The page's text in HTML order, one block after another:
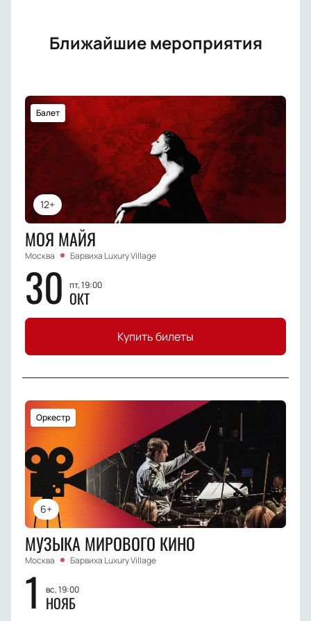
Ближайшие мероприятия
12+
Балет
МОЯ МАЙЯ
Москва Барвиха Luxury Village
30 пт, 19:00
ОКТ
Купить билеты
6+
Оркестр
МУЗЫКА МИРОВОГО КИНО
Москва Барвиха Luxury Village
1 вс, 19:00
НОЯБ